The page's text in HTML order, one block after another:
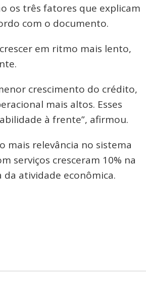
os três fatores que explicam
com o documento.
em ritmo mais lento,
crescimento do crédito,
mais altos. Esses
à frente”, afirmou.
mais relevância no sistema
serviços cresceram 10% na
atividade econômica.